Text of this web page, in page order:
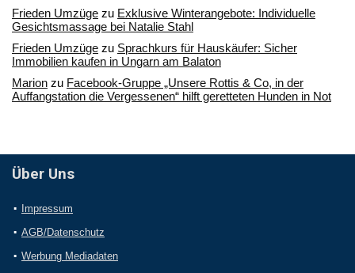
Frieden Umzüge zu Exklusive Winterangebote: Individuelle
Gesichtsmassage bei Natalie Stahl
Frieden Umzüge zu Sprachkurs für Hauskäufer: Sicher
Immobilien kaufen in Ungarn am Balaton
Marion zu Facebook-Gruppe „Unsere Rottis & Co, in der
Auffangstation die Vergessenen“ hilft geretteten Hunden in Not
Über Uns
Impressum
AGB/Datenschutz
Werbung Mediadaten